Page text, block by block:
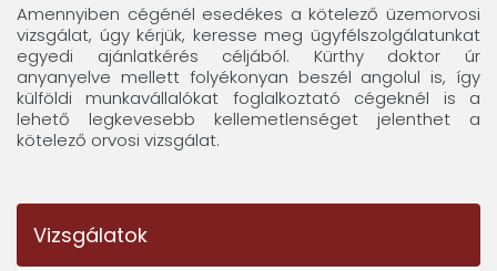
Amennyiben cégénél esedékes a kötelező üzemorvosi
vizsgálat, úgy kérjük, keresse meg ügyfélszolgálatunkat
egyedi ajánlatkérés céljából. Kürthy doktor úr
anyanyelve mellett folyékonyan beszél angolul is, így
külföldi munkavállalókat foglalkoztató cégeknél is a
lehető legkevesebb kellemetlenséget jelenthet a
kötelező orvosi vizsgálat.
Vizsgálatok